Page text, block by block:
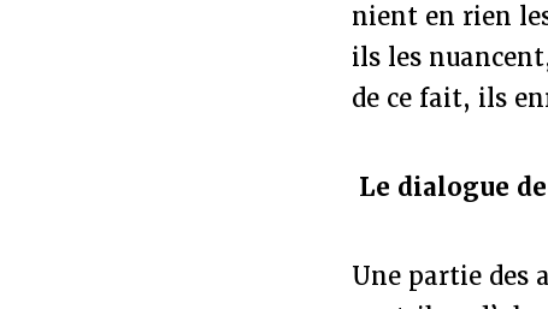
nient en rien
ils les
de ce fait, ils
Le dialogue
Une partie des